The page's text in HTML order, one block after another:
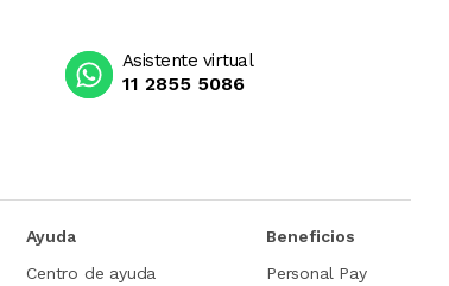
Asistente virtual
11 2855 5086
Ayuda
Centro de ayuda
Beneficios
Personal Pay